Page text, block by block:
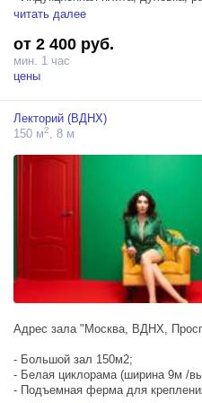
посудомоечная машина;
- Спальня с кроватью;
- 8 окон;
- Два окна в коридор студии;
- Блэкаут
читать далее
от 2 400 руб.
мин. 1 час
цены
Лекторий (ВДНХ)
150 м2, 8 м
Адрес зала "Москва, ВДНХ,
- Большой зал 150м2;
- Белая циклорама (ширина 9м /
- Подъемная ферма для